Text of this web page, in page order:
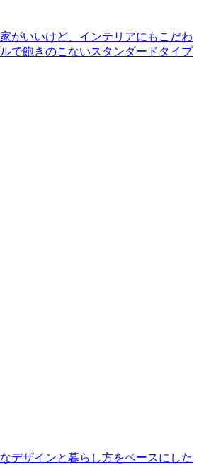
がいいけど、インテリアにもこだわ
で飽きのこないスタンダードタイプ
デザインと暮らし方をベースにした